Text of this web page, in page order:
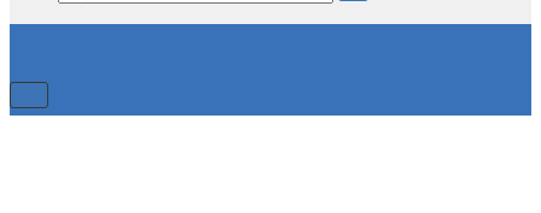
Tænd/sluk
for